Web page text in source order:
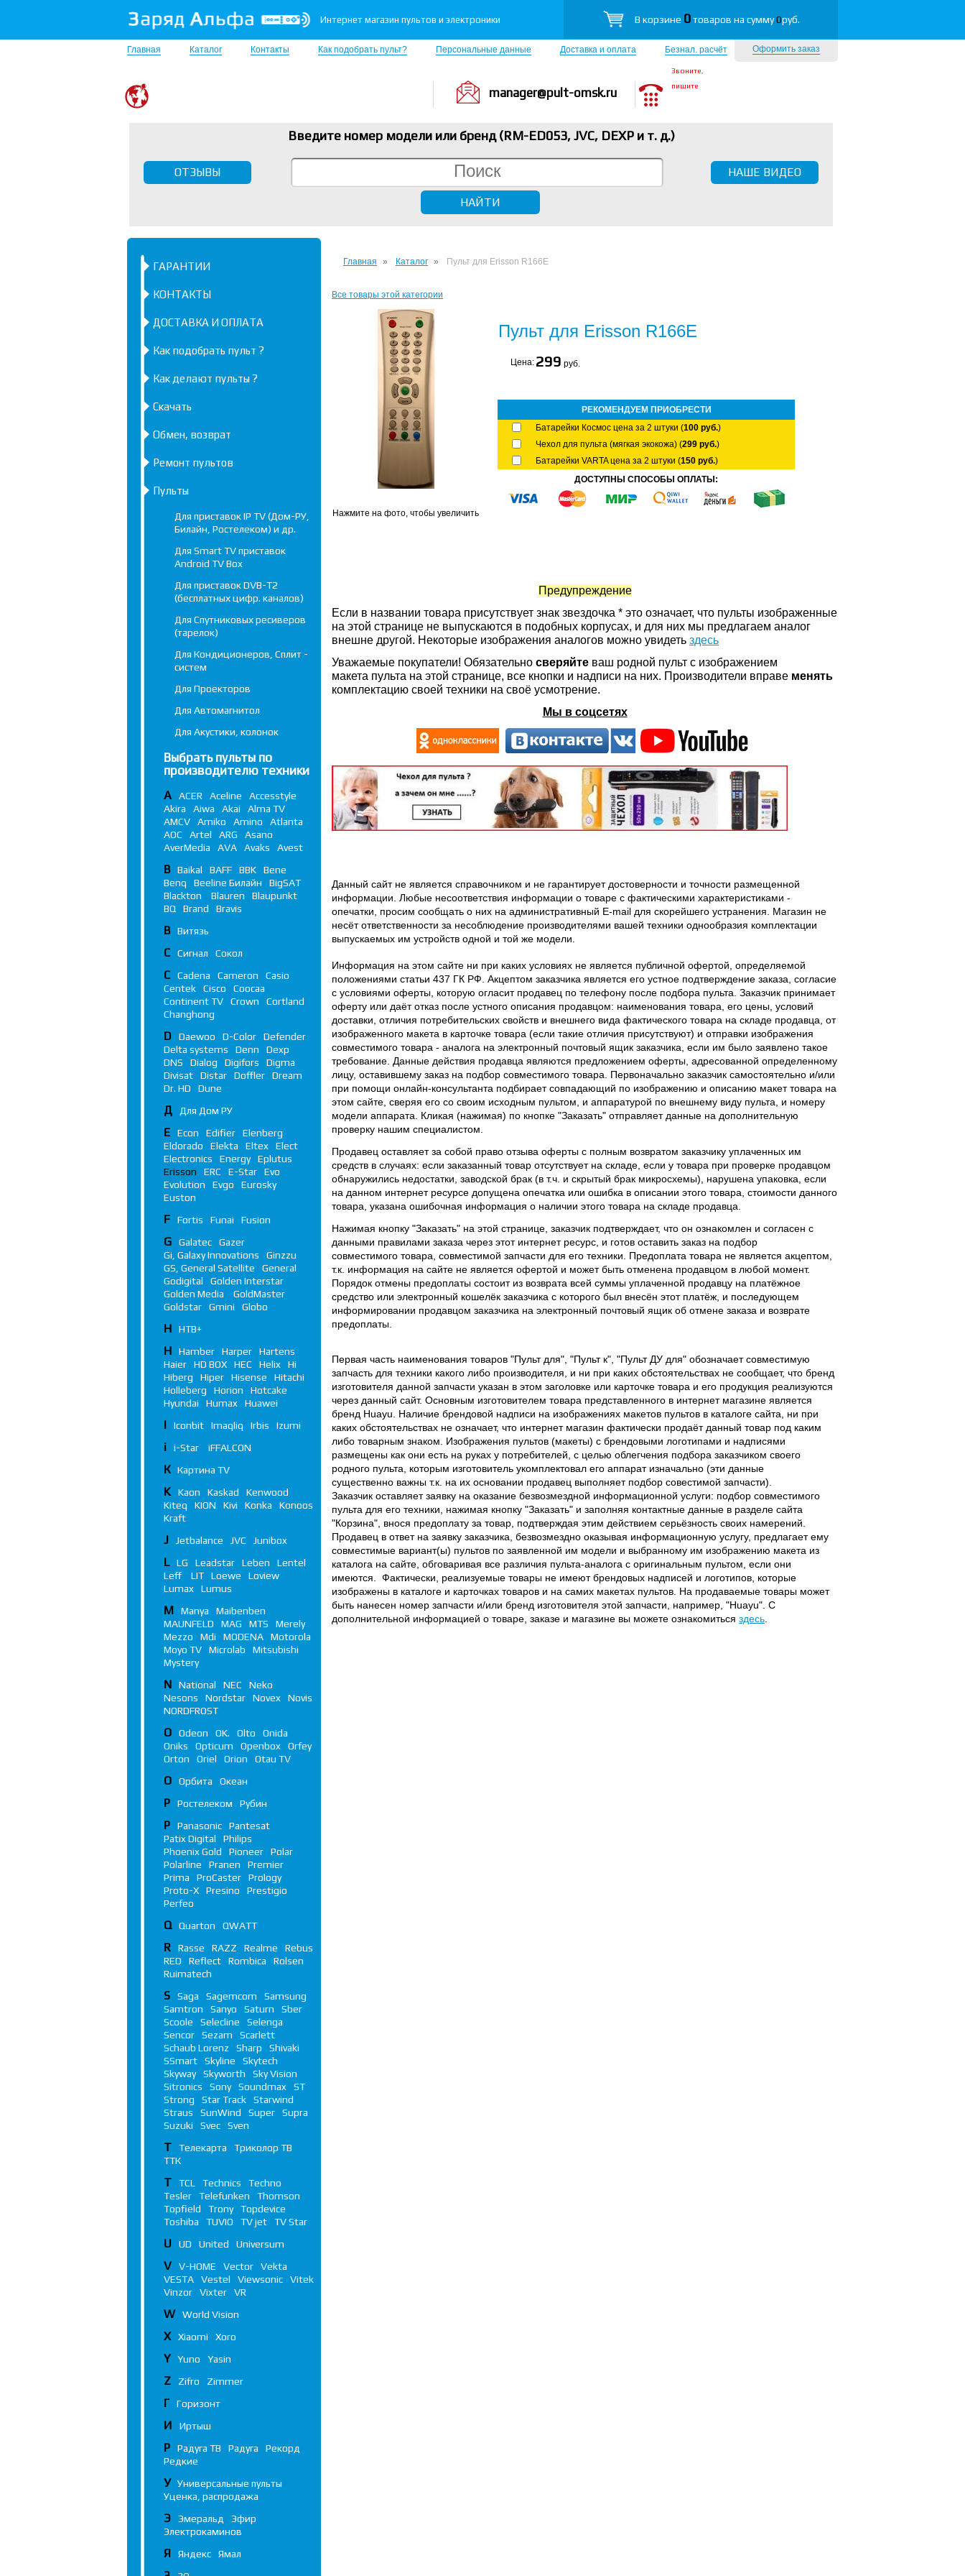
Интернет магазин пультов и электроники В корзине 0товаров на сумму0руб.
Оформить заказ
Главная Каталог Контакты Как подобрать пульт? Персональные данные Доставка и оплата Безнал. расчёт
manager@pult-omsk.ru
Звоните,
пишите
Введите номер модели или бренд (RM-ED053, JVC, DEXP и т. д.)
ОТЗЫВЫ НАШЕ ВИДЕО
Главная Каталог Пульт для Erisson R166E
Все товары этой категории
Нажмите на фото, чтобы увеличить
Пульт для Erisson R166E
Цена: 299 руб.
РЕКОМЕНДУЕМ ПРИОБРЕСТИ
Батарейки Космос цена за 2 штуки (100 руб.)
Чехол для пульта (мягкая экокожа) (299 руб.)
Батарейки VARTA цена за 2 штуки (150 руб.)
ДОСТУПНЫ СПОСОБЫ ОПЛАТЫ:
Предупреждение
Если в названии товара присутствует знак звездочка * это означает, что пульты изображенные
на этой странице не выпускаются в подобных корпусах, и для них мы предлагаем аналог
внешне другой. Некоторые изображения аналогов можно увидеть здесь
Уважаемые покупатели! Обязательно сверяйте ваш родной пульт с изображением
макета пульта на этой странице, все кнопки и надписи на них. Производители вправе менять
комплектацию своей техники на своё усмотрение.
Мы в соцсетях
Данный сайт не является справочником и не гарантирует достоверности и точности размещенной
информации. Любые несоответствия информации о товаре с фактическими характеристиками -
опечатки, просим сообщать о них на административный E-mail для скорейшего устранения. Магазин не
несёт ответственности за несоблюдение производителями вашей техники однообразия комплектации
выпускаемых им устройств одной и той же модели.
Информация на этом сайте ни при каких условиях не является публичной офертой, определяемой
положениями статьи 437 ГК РФ. Акцептом заказчика является его устное подтверждение заказа, согласие
с условиями оферты, которую огласит продавец по телефону после подбора пульта. Заказчик принимает
оферту или даёт отказ после устного описания продавцом: наименования товара, его цены, условий
доставки, отличия потребительских свойств и внешнего вида фактического товара на складе продавца, от
изображенного макета в карточке товара (если такие отличия присутствуют) и отправки изображения
совместимого товара - аналога на электронный почтовый ящик заказчика, если им было заявлено такое
требование. Данные действия продавца являются предложением оферты, адресованной определенному
лицу, оставившему заказ на подбор совместимого товара. Первоначально заказчик самостоятельно и/или
при помощи онлайн-консультанта подбирает совпадающий по изображению и описанию макет товара на
этом сайте, сверяя его со своим исходным пультом, и аппаратурой по внешнему виду пульта, и номеру
модели аппарата. Кликая (нажимая) по кнопке "Заказать" отправляет данные на дополнительную
проверку нашим специалистом.
Продавец оставляет за собой право отзыва оферты с полным возвратом заказчику уплаченных им
средств в случаях: если заказанный товар отсутствует на складе, если у товара при проверке продавцом
обнаружились недостатки, заводской брак (в т.ч. и скрытый брак микросхемы), нарушена упаковка, если
на данном интернет ресурсе допущена опечатка или ошибка в описании этого товара, стоимости данного
товара, указана ошибочная информация о наличии этого товара на складе продавца.
Нажимая кнопку "Заказать" на этой странице, заказчик подтверждает, что он ознакомлен и согласен с
данными правилами заказа через этот интернет ресурс, и готов оставить заказ на подбор
совместимого товара, совместимой запчасти для его техники. Предоплата товара не является акцептом,
т.к. информация на сайте не является офертой и может быть отменена продавцом в любой момент.
Порядок отмены предоплаты состоит из возврата всей суммы уплаченной продавцу на платёжное
средство или электронный кошелёк заказчика с которого был внесён этот платёж, и последующем
информировании продавцом заказчика на электронный почтовый ящик об отмене заказа и возврате
предоплаты.
Первая часть наименования товаров "Пульт для", "Пульт к", "Пульт ДУ для" обозначает совместимую
запчасть для техники какого либо производителя, и ни при каких обстоятельствах не сообщает, что бренд
изготовителя данной запчасти указан в этом заголовке или карточке товара и его продукция реализуются
через данный сайт. Основным изготовителем товара представленного в интернет магазине является
бренд Huayu. Наличие брендовой надписи на изображениях макетов пультов в каталоге сайта, ни при
каких обстоятельствах не означает, что интернет магазин фактически продаёт данный товар под каким
либо товарным знаком. Изображения пультов (макеты) с брендовыми логотипами и надписями
размещены как они есть на руках у потребителей, с целью облегчения подбора заказчиком своего
родного пульта, которым изготовитель укомплектовал его аппарат изначально (эти данные
существенно важны т.к. на их основании продавец выполняет подбор совестимой запчасти).
Заказчик оставляет заявку на оказание безвозмездной информационной услуги: подбор совместимого
пульта для его техники, нажимая кнопку "Заказать" и заполняя контактные данные в разделе сайта
"Корзина", внося предоплату за товар, подтверждая этим действием серьёзность своих намерений.
Продавец в ответ на заявку заказчика, безвозмездно оказывая информационную услугу, предлагает ему
совместимые вариант(ы) пультов по заявленной им модели и выбранному им изображению макета из
каталога на сайте, обговаривая все различия пульта-аналога с оригинальным пультом, если они
имеются. Фактически, реализуемые товары не имеют брендовых надписей и логотипов, которые
изображены в каталоге и карточках товаров и на самих макетах пультов. На продаваемые товары может
быть нанесен номер запчасти и/или бренд изготовителя этой запчасти, например, "Huayu". С
дополнительной информацией о товаре, заказе и магазине вы можете ознакомиться здесь
ГАРАНТИИ
КОНТАКТЫ
ДОСТАВКА И ОПЛАТА
Как подобрать пульт ?
Как делают пульты ?
Скачать
Обмен, возврат
Ремонт пультов
Пульты
Для приставок IP TV (Дом-РУ,
Билайн, Ростелеком) и др.
Для Smart TV приставок
Android TV Box
Для приставок DVB-T2
(бесплатных цифр. каналов)
Для Спутниковых ресиверов
(тарелок)
Для Кондиционеров, Сплит -
систем
Для Проекторов
Для Автомагнитол
Для Акустики, колонок
Выбрать пульты по
производителю техники
A ACER Aceline
Accesstyle
Akira
Aiwa Akai
Alma TV
AMCV
Amiko Amino
Atlanta
AOC
Artel ARG
Asano
AverMedia
AVA Avaks Avest
B Baikal BAFF BBK
Bene
Benq
Beeline Билайн
BigSAT
Blackton
Blauren
Blaupunkt
BQ
Brand Bravis
В Витязь
С Сигнал Сокол
C Cadena Cameron
Casio
Centek
Cisco
Coocaa
Continent TV
Crown
Cortland
Changhong
D Daewoo D-Color
Defender
Delta systems
Denn
Dexp
DNS
Dialog Digifors
Digma
Divisat
Distar Doffler
Dream
Dr. HD
Dune
Д Для Дом РУ
E Econ Edifier
Elenberg
Eldorado
Elekta Eltex
Elect
Electronics
Energy
Eplutus
Erisson
ERC E-Star
Evo
Evolution
Evgo
Eurosky
Euston
F Fortis Funai Fusion
G Galatec
Gazer
Gi, Galaxy Innovations
Ginzzu
GS, General Satellite
General
Godigital
Golden Interstar
Golden Media
GoldMaster
Goldstar
Gmini Globo
Н НТВ+
H Hamber Harper
Hartens
Haier
HD BOX HEC Helix
Hi
Hiberg
Hiper Hisense
Hitachi
Holleberg
Horion
Hotcake
Hyundai
Humax Huawei
I Iconbit Imaqliq Irbis Izumi
i i-Star iFFALСON
К Картина TV
K Kaon Kaskad
Kenwood
Kiteq
KION Kivi Konka
Konoos
Kraft
J Jetbalance JVC Junibox
L LG Leadstar Leben
Lentel
Leff
LIT Loewe
Loview
Lumax
Lumus
M Manya
Maibenben
MAUNFELD
MAG MTS
Merely
Mezzo
Mdi MODENA
Motorola
Moyo TV
Microlab
Mitsubishi
Mystery
N National NEC
Neko
Nesons
Nordstar Novex
Novis
NORDFROST
O Odeon OK. Olto
Onida
Oniks
Opticum Openbox
Orfey
Orton
Oriel Orion Otau TV
О Орбита Океан
Р Ростелеком Рубин
P Panasonic
Pantesat
Patix Digital
Philips
Phoenix Gold
Pioneer
Polar
Polarline
Pranen
Premier
Prima
ProCaster
Prology
Proto-X
Presino
Prestigio
Perfeo
Q Quarton QWATT
R Rasse RAZZ Realme
Rebus
RED
Reflect Rombica
Rolsen
Ruimatech
S Saga Sagemcom
Samsung
Samtron
Sanyo Saturn
Sber
Scoole
Selecline
Selenga
Sencor
Sezam
Scarlett
Schaub Lorenz
Sharp
Shivaki
SSmart
Skyline
Skytech
Skyway
Skyworth
Sky Vision
Sitronics
Sony Soundmax
ST
Strong
Star Track
Starwind
Straus
SunWind Super
Supra
Suzuki
Svec Sven
Т Телекарта
Триколор ТВ
ТТК
T TCL Technics
Techno
Tesler
Telefunken
Thomson
Topfield
Trony
Topdevice
Toshiba
TUVIO TV jet TV Star
U UD United Universum
V V-HOME Vector
Vekta
VESTA
Vestel Viewsonic
Vitek
Vinzor
Vixter VR
W World Vision
X Xiaomi Xoro
Y Yuno Yasin
Z Zifro Zimmer
Г Горизонт
И Иртыш
Р Радуга ТВ Радуга
Рекорд
Редкие
У
Универсальные пульты
Уценка, распродажа
Э Эмеральд
Эфир
Электрокаминов
Я Яндекс Ямал